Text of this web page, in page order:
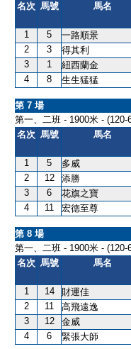
名次 馬號 馬名
1 5 一路順景
2
3 得其利
3
1 紐西蘭金
4
8 生生猛猛
第 7 場
第一、二班 - 1900米 - (120-
名次 馬號 馬名
1 5 多威
2
12 添勝
3
6 花旗之寶
4
11 宏德至尊
第 8 場
第一、二班 - 1900米 -
名次 馬號 馬名
1 14 財運佳
2
11 高飛遠逸
3
12 金威
4
6 緊張大師